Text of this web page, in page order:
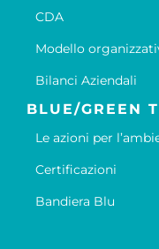
CDA
Modello
Bilanci Aziendali
BLUE/GREEN
Le azioni per
Certificazioni
Bandiera Blu